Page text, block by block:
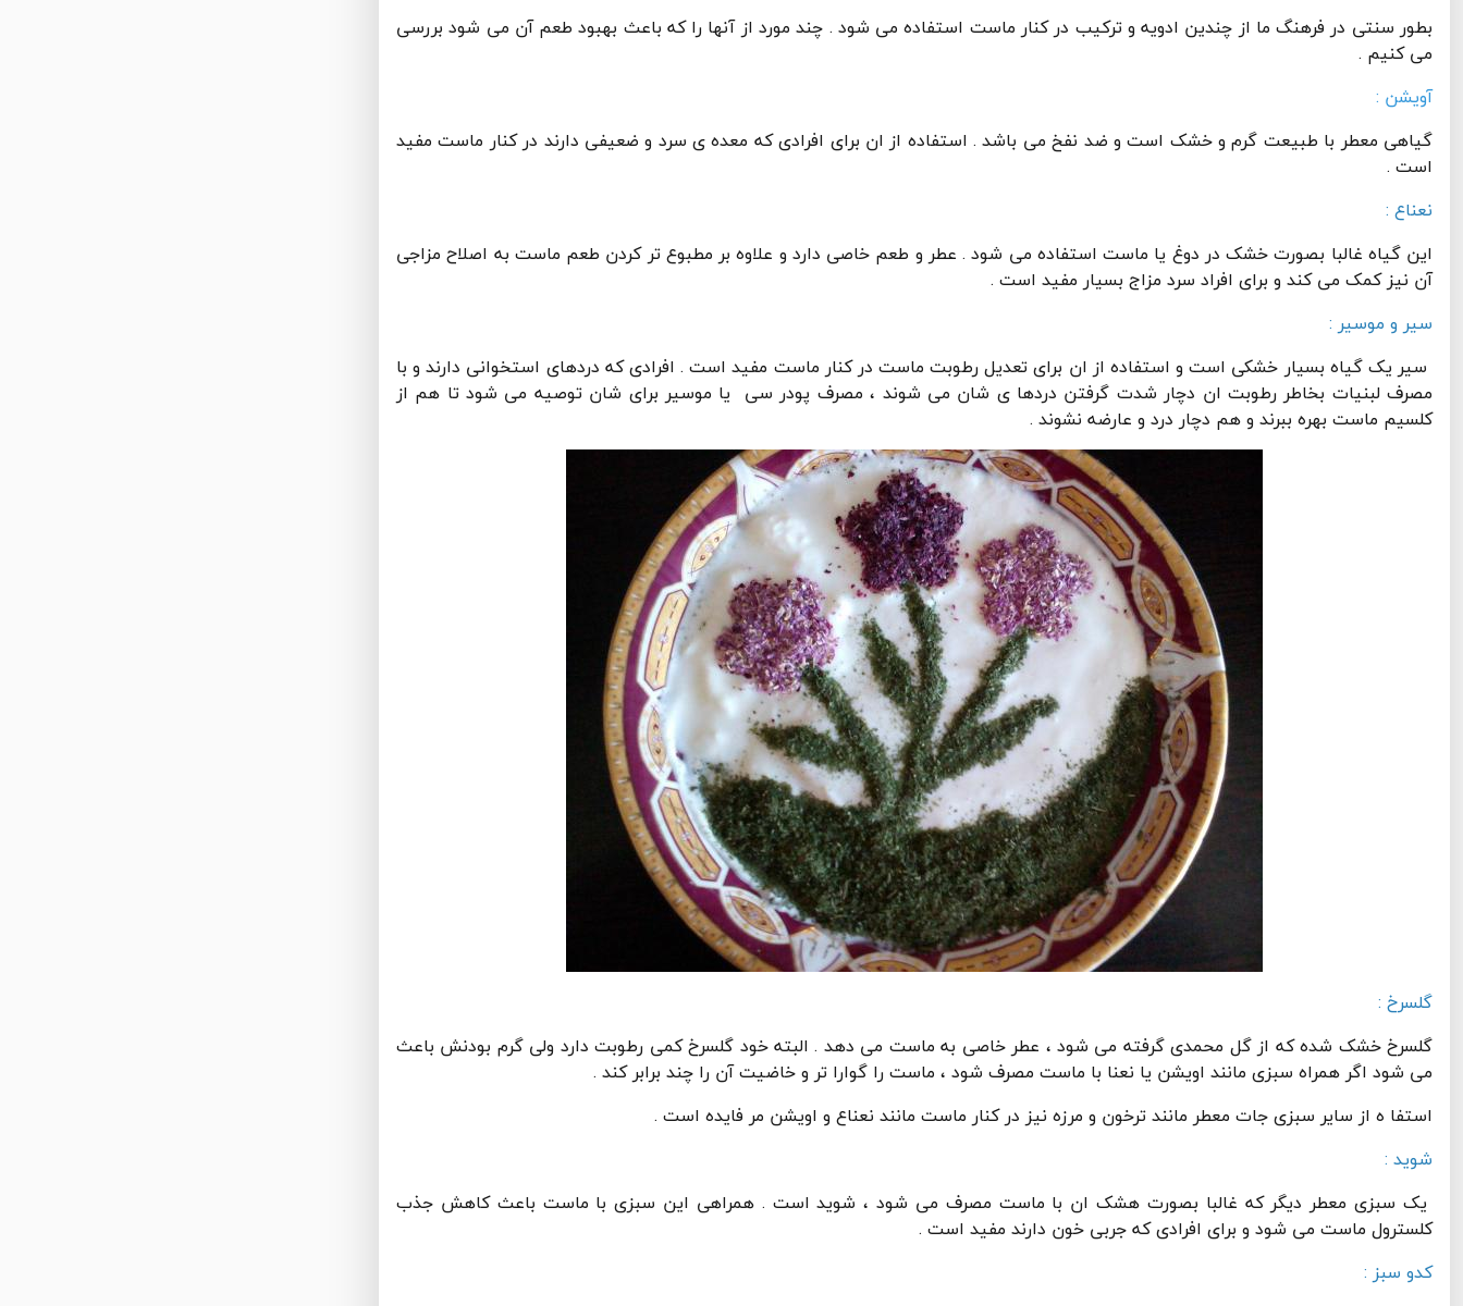
بطور سنتی در فرهنگ ما از چندین ادویه و ترکیب در کنار ماست استفاده می شود . چند مورد از آنها را که باعث بهبود طعم آن می شود بررسی
می کنیم .
آویشن :
گیاهی معطر با طبیعت گرم و خشک است و ضد نفخ می باشد . استفاده از ان برای افرادی که معده ی سرد و ضعیفی دارند در کنار ماست مفید
است .
نعناع :
این گیاه غالبا بصورت خشک در دوغ یا ماست استفاده می شود . عطر و طعم خاصی دارد و علاوه بر مطبوع تر کردن طعم ماست به اصلاح مزاجی
آن نیز کمک می کند و برای افراد سرد مزاج بسیار مفید است .
سیر و موسیر :
سیر یک گیاه بسیار خشکی است و استفاده از ان برای تعدیل رطوبت ماست در کنار ماست مفید است . افرادی که دردهای استخوانی دارند و با
مصرف لبنیات بخاطر رطوبت ان دچار شدت گرفتن دردها ی شان می شوند ، مصرف پودر سی یا موسیر برای شان توصیه می شود تا هم از
کلسیم ماست بهره ببرند و هم دچار درد و عارضه نشوند .
گلسرخ :
گلسرخ خشک شده که از گل محمدی گرفته می شود ، عطر خاصی به ماست می دهد . البته خود گلسرخ کمی رطوبت دارد ولی گرم بودنش باعث
می شود اگر همراه سبزی مانند اویشن یا نعنا با ماست مصرف شود ، ماست را گوارا تر و خاضیت آن را چند برابر کند .
استفا ه از سایر سبزی جات معطر مانند ترخون و مرزه نیز در کنار ماست مانند نعناع و اویشن مر فایده است .
شوید :
یک سبزی معطر دیگر که غالبا بصورت هشک ان با ماست مصرف می شود ، شوید است ‌. همراهی این سبزی با ماست باعث کاهش جذب
کلسترول ماست می شود و برای افرادی که جربی خون دارند مفید است .
کدو سبز :